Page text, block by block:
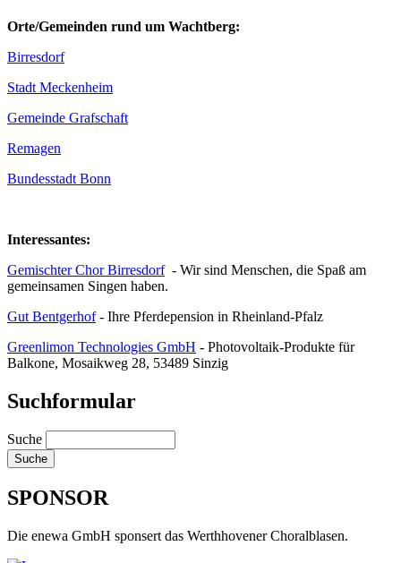
Orte/Gemeinden rund um Wachtberg:
Birresdorf
Stadt Meckenheim
Gemeinde Grafschaft
Remagen
Bundesstadt Bonn
Interessantes:
Gemischter Chor Birresdorf- Wir sind Menschen, die Spaß am
gemeinsamen Singen haben.
Gut Bentgerhof- Ihre Pferdepension in Rheinland-Pfalz
Greenlimon Technologies GmbH - Photovoltaik-Produkte für
Balkone, Mosaikweg 28, 53489 Sinzig
Suchformular
Suche
SPONSOR
Die enewa GmbH sponsert das Werthhovener Choralblasen.